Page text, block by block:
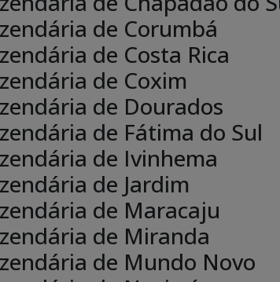
de Corumbá
de Costa Rica
de Coxim
de Dourados
de Fátima do Sul
de Ivinhema
de Jardim
de Maracaju
de Miranda
de Mundo Novo